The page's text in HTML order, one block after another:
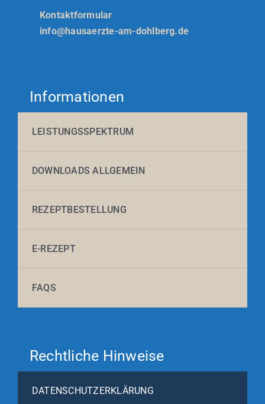
Kontaktformular
info@hausaerzte-am-dohlberg.de
Informationen
LEISTUNGSSPEKTRUM
DOWNLOADS ALLGEMEIN
REZEPTBESTELLUNG
E-REZEPT
FAQS
Rechtliche Hinweise
DATENSCHUTZERKLÄRUNG